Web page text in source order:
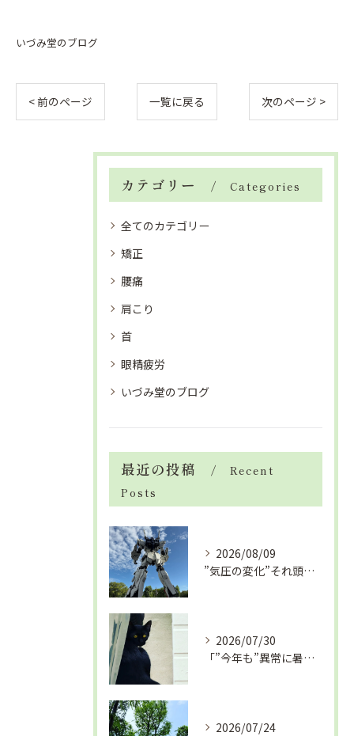
いづみ堂のブログ
< 前のページ 一覧に戻る 次のページ >
カテゴリー Categories
全てのカテゴリー
矯正
腰痛
肩こり
首
眼精疲労
いづみ堂のブログ
最近の投稿
Recent
Posts
2026/08/09
”気圧の変化”それ頭痛の”たね”ですよ「眼精疲労改善コース」
2026/07/30
「”今年も”異常に暑い夏」酷暑+冷房＝夏風邪、腰痛、ひざの痛...
2026/07/24